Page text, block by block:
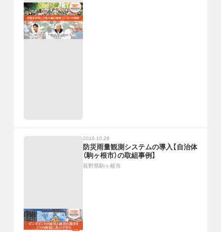
2016.10.26
防災雨量観測システムの導入【自治体
（駒ヶ根市）の取組事例】
長野県駒ヶ根市